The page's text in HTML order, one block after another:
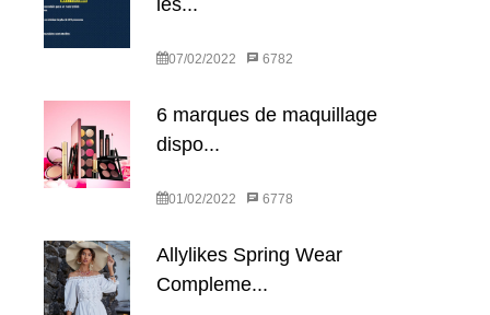
les...
07/02/2022 6782
6 marques de maquillage
dispo...
01/02/2022 6778
Allylikes Spring Wear
Compleme...